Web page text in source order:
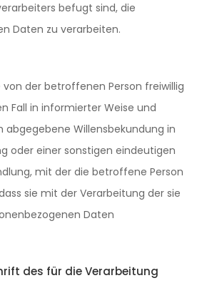
befugt sind, die
Daten zu verarbeiten.
von der betroffenen Person freiwillig
Fall in informierter Weise und
abgegebene Willensbekundung in
oder einer sonstigen eindeutigen
mit der die betroffene Person
sie mit der Verarbeitung der sie
Daten
des für die Verarbeitung